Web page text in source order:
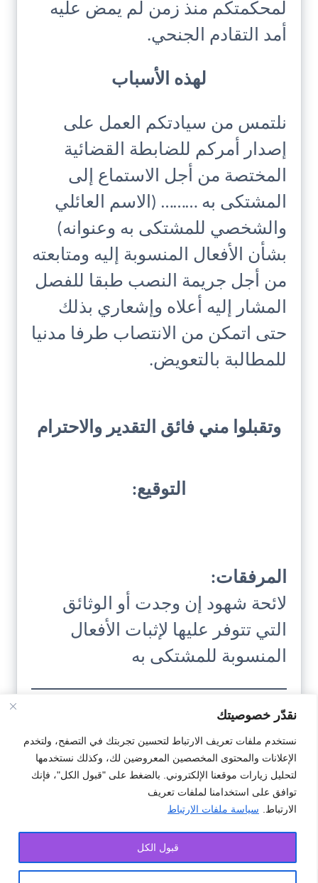
نقدّر خصوصيتك
نستخدم ملفات تعريف الارتباط لتحسين تجربتك في التصفح، ولتخدم
الإعلانات والمحتوى المخصصين المعروضين لك، وكذلك نستخدمها
لتحليل زيارات موقعنا الإلكتروني. بالضغط على "قبول الكل"، فإنك
توافق على استخدامنا لملفات تعريف
الارتباط.
سياسة ملفات الارتباط
قبول الكل
لمحكمتكم منذ زمن لم يمض عليه
أمد التقادم الجنحي.
لهذه الأسباب
نلتمس من سيادتكم العمل على
إصدار أمركم للضابطة القضائية
المختصة من أجل الاستماع إلى
المشتكى به ……… (الاسم العائلي
والشخصي للمشتكى به وعنوانه)
بشأن الأفعال المنسوبة إليه ومتابعته
من أجل جريمة النصب طبقا للفصل
المشار إليه أعلاه وإشعاري بذلك
حتى اتمكن من الانتصاب طرفا مدنيا
للمطالبة بالتعويض.
وتقبلوا مني فائق التقدير والاحترام
التوقيع:
المرفقات:
لائحة شهود إن وجدت أو الوثائق
التي تتوفر عليها لإثبات الأفعال
المنسوبة للمشتكى به
تحميل
النمودج
#شكايات #شكاية #نموذج